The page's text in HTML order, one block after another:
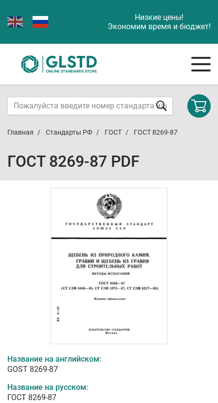
Низкие цены!
Экономим время и бюджет!
Главная Стандарты РФ ГОСТ ГОСТ 8269-87
ГОСТ 8269-87 PDF
Название на английском:
GOST 8269-87
Название на русском:
ГОСТ 8269-87